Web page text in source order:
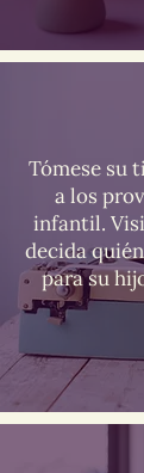
Tómese su
a los
infantil.
decida
para su